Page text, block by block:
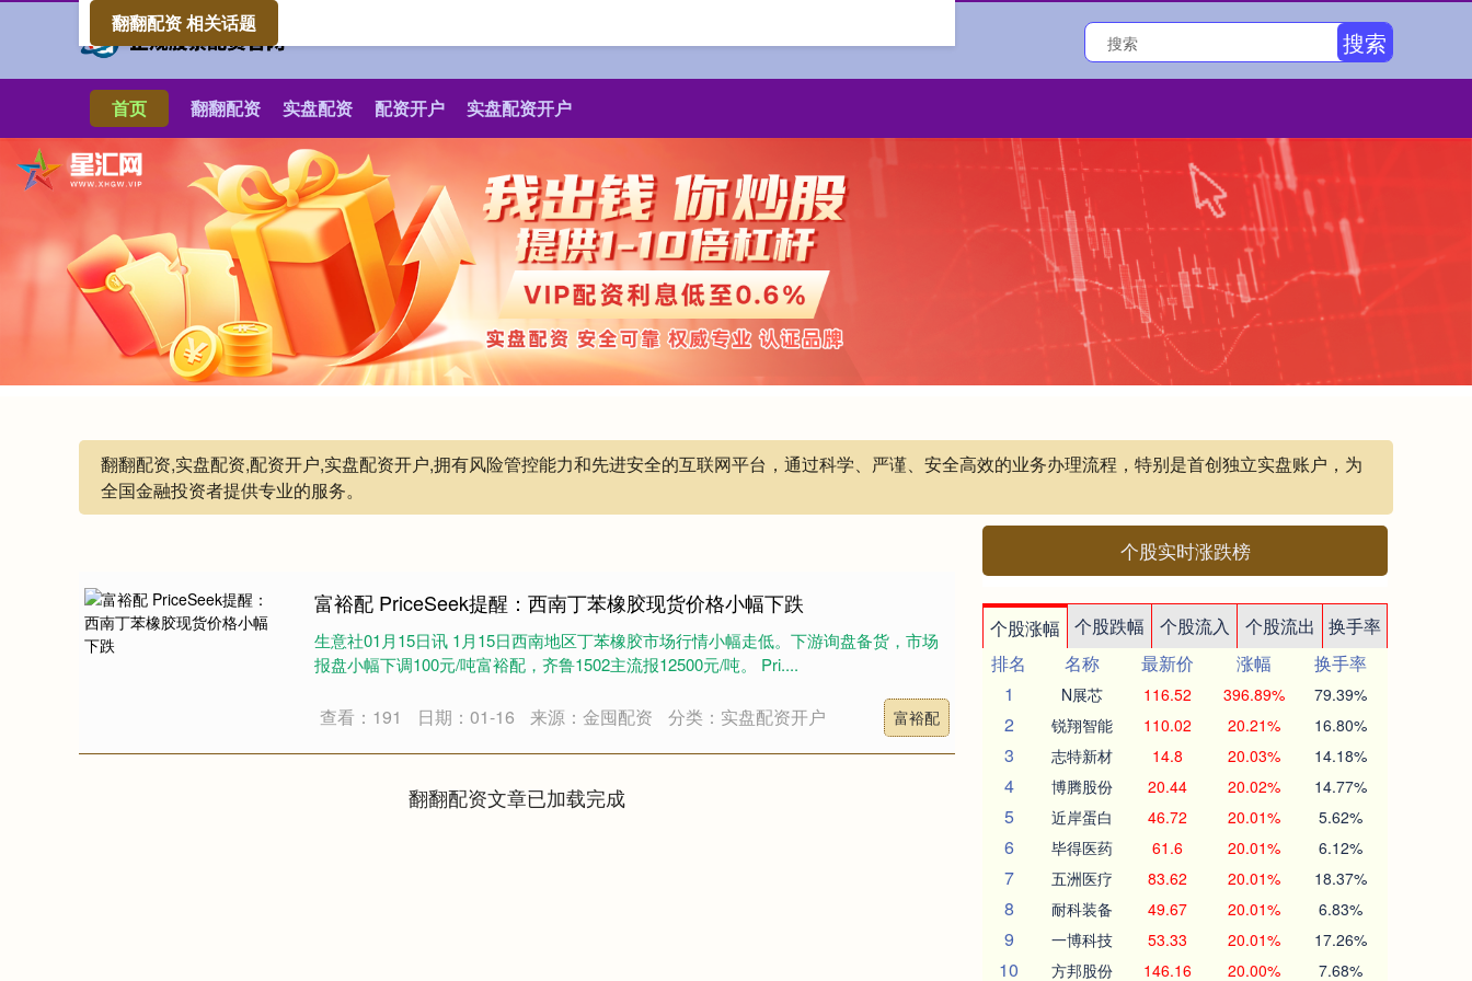
搜索
首页 翻翻配资 实盘配资 配资开户 实盘配资开户
翻翻配资,实盘配资,配资开户,实盘配资开户,拥有风险管控能力和先进安全的互联网平台，通过科学、严谨、安全高效的业务办理流程，特别是首创独立实盘账户，为
全国金融投资者提供专业的服务。
翻翻配资 相关话题
富裕配 PriceSeek提醒：西南丁苯橡胶现货价格小幅下跌
生意社01月15日讯 1月15日西南地区丁苯橡胶市场行情小幅走低。下游询盘备货，市场
报盘小幅下调100元/吨富裕配，齐鲁1502主流报12500元/吨。 Pri....
查看：191 日期：01-16 来源：金囤配资 分类：实盘配资开户 富裕配
翻翻配资文章已加载完成
个股实时涨跌榜
个股涨幅 个股跌幅 个股流入 个股流出
换手率
排名
名称 最新价 涨幅
换手率
1
N展芯 116.52 396.89% 79.39%
2 锐翔智能 110.02 20.21% 16.80%
3 志特新材 14.8 20.03% 14.18%
4 博腾股份 20.44 20.02% 14.77%
5 近岸蛋白 46.72 20.01% 5.62%
6 毕得医药 61.6 20.01% 6.12%
7 五洲医疗 83.62 20.01% 18.37%
8 耐科装备 49.67 20.01% 6.83%
9 一博科技 53.33 20.01% 17.26%
10 方邦股份 146.16 20.00% 7.68%